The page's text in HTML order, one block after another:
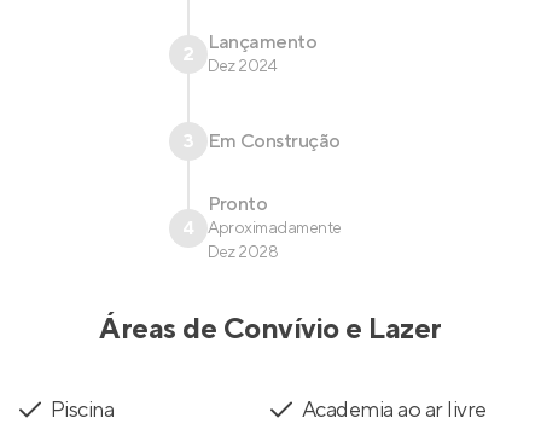
2 Lançamento
Dez 2024
3 Em Construção
4
Pronto
Aproximadamente
Dez 2028
Áreas de Convívio e Lazer
Piscina
Academia ao ar livre